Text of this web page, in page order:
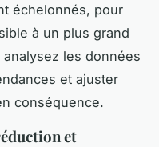
échelonnés, pour
à un plus grand
les données
et ajuster
conséquence.
et